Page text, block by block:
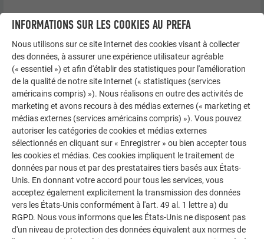
INFORMATIONS SUR LES COOKIES AU PREFA
Nous utilisons sur ce site Internet des cookies visant à collecter
des données, à assurer une expérience utilisateur agréable
(« essentiel ») et afin d'établir des statistiques pour l'amélioration
de la qualité de notre site Internet (« statistiques (services
américains compris) »). Nous réalisons en outre des activités de
marketing et avons recours à des médias externes (« marketing et
médias externes (services américains compris) »). Vous pouvez
autoriser les catégories de cookies et médias externes
sélectionnés en cliquant sur « Enregistrer » ou bien accepter tous
les cookies et médias. Ces cookies impliquent le traitement de
données par nous et par des prestataires tiers basés aux États-
Unis. En donnant votre accord pour tous les services, vous
acceptez également explicitement la transmission des données
vers les États-Unis conformément à l'art. 49 al. 1 lettre a) du
RGPD. Nous vous informons que les États-Unis ne disposent pas
d'un niveau de protection des données équivalent aux normes de